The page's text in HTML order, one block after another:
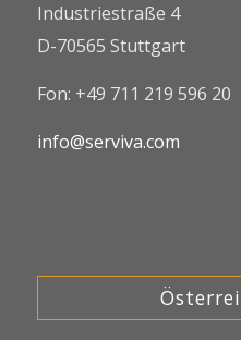
Industriestraße 4
D-70565 Stuttgart
Fon: +49 711 219 596 20
info@serviva.com